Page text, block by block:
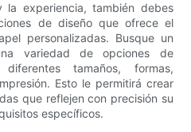
experiencia, también debes
de diseño que ofrece el
personalizadas. Busque un
variedad de opciones de
diferentes tamaños, formas,
Esto le permitirá crear
que reflejen con precisión su
específicos.